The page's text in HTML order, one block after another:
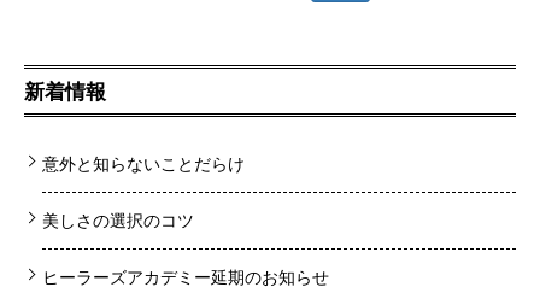
新着情報
意外と知らないことだらけ
美しさの選択のコツ
ヒーラーズアカデミー延期のお知らせ